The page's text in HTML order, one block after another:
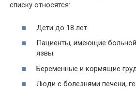
списку относятся:
Дети до 18 лет.
Пациенты, имеющие
язвы.
Беременные и кормящие
Люди с болезнями печени,